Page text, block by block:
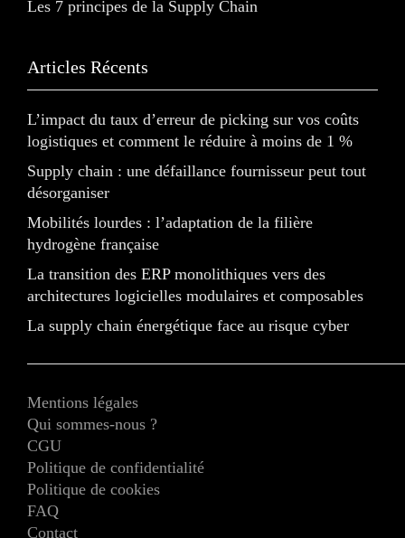
Les 7 principes de la Supply Chain
Articles Récents
L’impact du taux d’erreur de picking sur vos coûts
logistiques et comment le réduire à moins de 1 %
Supply chain : une défaillance fournisseur peut tout
désorganiser
Mobilités lourdes : l’adaptation de la filière
hydrogène française
La transition des ERP monolithiques vers des
architectures logicielles modulaires et composables
La supply chain énergétique face au risque cyber
Mentions légales
Qui sommes-nous ?
CGU
Politique de confidentialité
Politique de cookies
FAQ
Contact